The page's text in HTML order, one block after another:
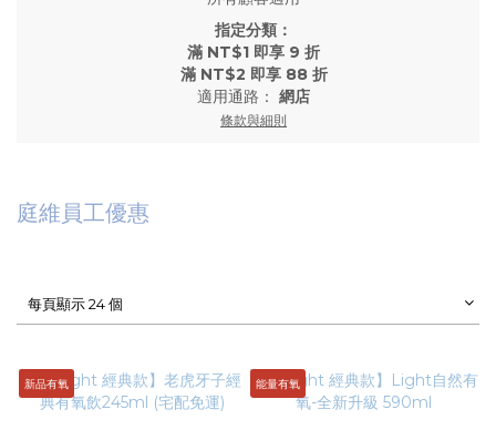
指定分類：
滿 NT$1 即享 9 折
滿 NT$2 即享 88 折
適用通路： 網店
條款與細則
庭維員工優惠
每頁顯示 24 個
新品有氧 能量有氧